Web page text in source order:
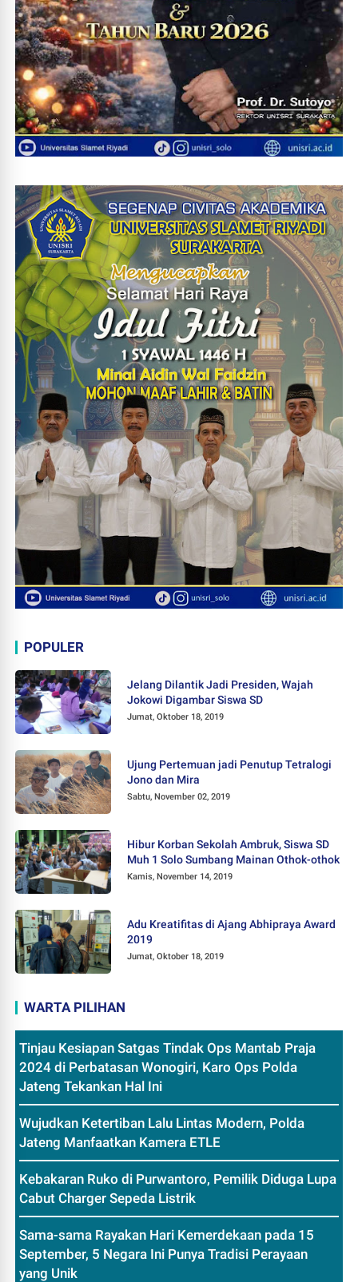
POPULER
Jelang Dilantik Jadi Presiden, Wajah
Jokowi Digambar Siswa SD
Jumat, Oktober 18, 2019
Ujung Pertemuan jadi Penutup Tetralogi
Jono dan Mira
Sabtu, November 02, 2019
Hibur Korban Sekolah Ambruk, Siswa SD
Muh 1 Solo Sumbang Mainan Othok-othok
Kamis, November 14, 2019
Adu Kreatifitas di Ajang Abhipraya Award
2019
Jumat, Oktober 18, 2019
WARTA PILIHAN
Tinjau Kesiapan Satgas Tindak Ops Mantab Praja
2024 di Perbatasan Wonogiri, Karo Ops Polda
Jateng Tekankan Hal Ini
Wujudkan Ketertiban Lalu Lintas Modern, Polda
Jateng Manfaatkan Kamera ETLE
Kebakaran Ruko di Purwantoro, Pemilik Diduga Lupa
Cabut Charger Sepeda Listrik
Sama-sama Rayakan Hari Kemerdekaan pada 15
September, 5 Negara Ini Punya Tradisi Perayaan
yang Unik